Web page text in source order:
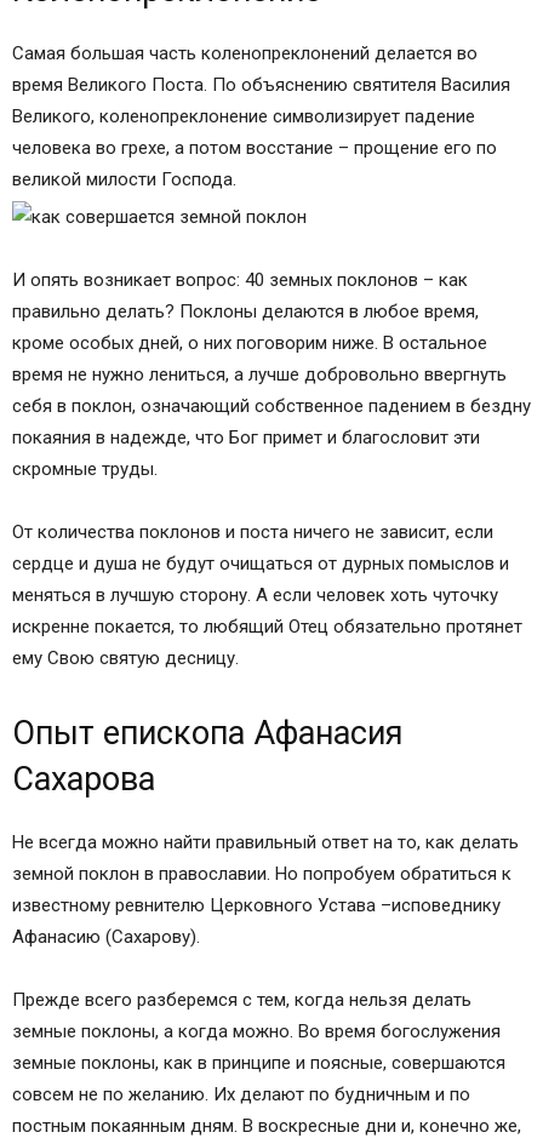
Самая большая часть коленопреклонений делается во
время Великого Поста. По объяснению святителя Василия
Великого, коленопреклонение символизирует падение
человека во грехе, а потом восстание – прощение его по
великой милости Господа.
И опять возникает вопрос: 40 земных поклонов – как
правильно делать? Поклоны делаются в любое время,
кроме особых дней, о них поговорим ниже. В остальное
время не нужно лениться, а лучше добровольно ввергнуть
себя в поклон, означающий собственное падением в бездну
покаяния в надежде, что Бог примет и благословит эти
скромные труды.
От количества поклонов и поста ничего не зависит, если
сердце и душа не будут очищаться от дурных помыслов и
меняться в лучшую сторону. А если человек хоть чуточку
искренне покается, то любящий Отец обязательно протянет
ему Свою святую десницу.
Опыт епископа Афанасия
Сахарова
Не всегда можно найти правильный ответ на то, как делать
земной поклон в православии. Но попробуем обратиться к
известному ревнителю Церковного Устава –исповеднику
Афанасию (Сахарову).
Прежде всего разберемся с тем, когда нельзя делать
земные поклоны, а когда можно. Во время богослужения
земные поклоны, как в принципе и поясные, совершаются
совсем не по желанию. Их делают по будничным и по
постным покаянным дням. В воскресные дни и, конечно же,